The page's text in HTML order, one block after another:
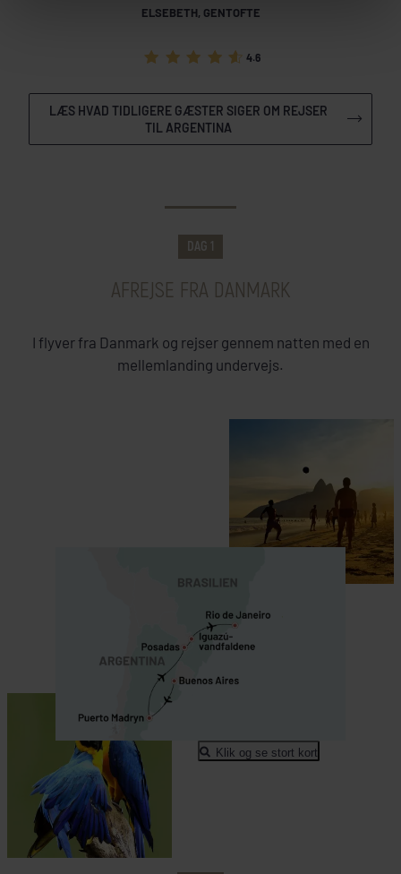
ELSEBETH, GENTOFTE
4.6
LÆS HVAD TIDLIGERE GÆSTER SIGER OM REJSER
TIL ARGENTINA
DAGSPROGRAM
DAG 1
AFREJSE FRA DANMARK
I flyver fra Danmark og rejser gennem natten med en
mellemlanding undervejs.
Klik og se stort kort